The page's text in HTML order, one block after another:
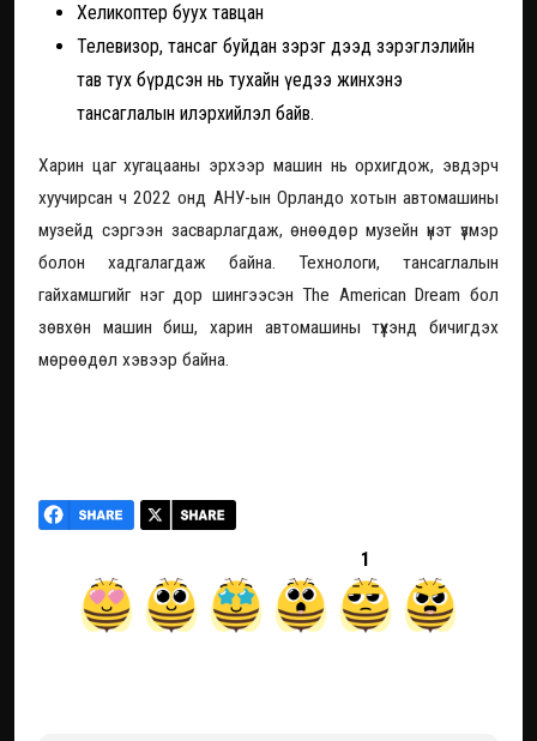
Хеликоптер буух тавцан
Телевизор, тансаг буйдан зэрэг дээд зэрэглэлийн
тав тух бүрдсэн нь тухайн үедээ жинхэнэ
тансаглалын илэрхийлэл байв.
Харин цаг хугацааны эрхээр машин нь орхигдож, эвдэрч
хуучирсан ч 2022 онд АНУ-ын Орландо хотын автомашины
музейд сэргээн засварлагдаж, өнөөдөр музейн үнэт үзмэр
болон хадгалагдаж байна. Технологи, тансаглалын
гайхамшгийг нэг дор шингээсэн The American Dream бол
зөвхөн машин биш, харин автомашины түүхэнд бичигдэх
мөрөөдөл хэвээр байна.
1